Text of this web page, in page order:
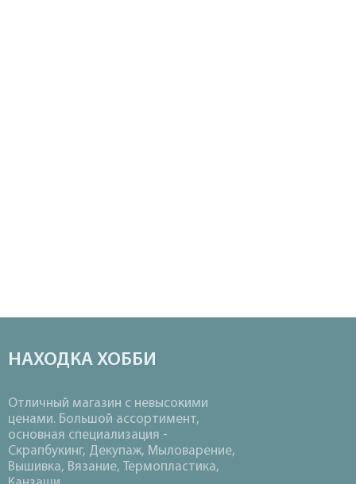
НАХОДКА ХОББИ
Отличный магазин с невысокими
ценами. Большой ассортимент,
основная специализация -
Скрапбукинг, Декупаж, Мыловарение,
Вышивка, Вязание, Термопластика,